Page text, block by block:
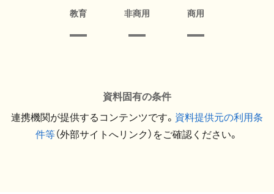
教育 非商用 商用
資料固有の条件
連携機関が提供するコンテンツです。 資料提供元の利用条
件等（外部サイトへリンク）をご確認ください。